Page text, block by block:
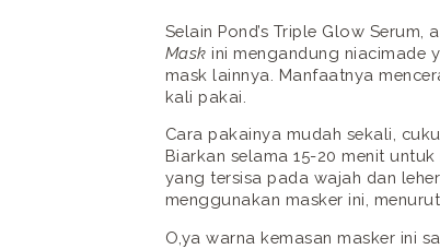
Selain Pond’s Triple Glow Serum,
Mask ini mengandung niacimade
mask lainnya. Manfaatnya
kali pakai.
Cara pakainya mudah sekali,
Biarkan selama 15-20 menit
yang tersisa pada wajah dan
menggunakan masker ini,
O,ya warna kemasan masker ini